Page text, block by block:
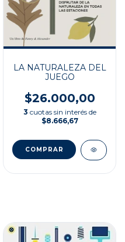
LA NATURALEZA DEL
JUEGO
$26.000,00
3 cuotas sin interés de
$8.666,67